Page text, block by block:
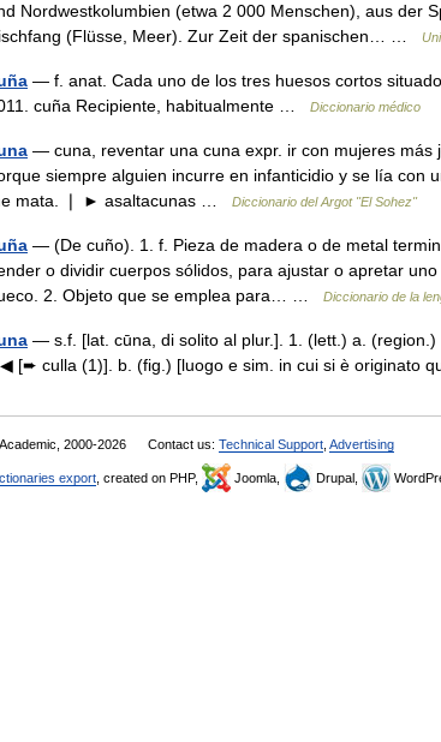
Nordwestkolumbien (etwa 2 000 Menschen), aus der
(Flüsse, Meer). Zur Zeit der spanischen… …
— f. anat. Cada uno de los tres huesos cortos
cuña Recipiente, habitualmente …
Diccionario médico
— cuna, reventar una cuna expr. ir con mujeres
siempre alguien incurre en infanticidio y se lía con
mata. ❘ ► asaltacunas …
Diccionario del Argot "El Sohez"
— (De cuño). 1. f. Pieza de madera o de metal
o dividir cuerpos sólidos, para ajustar o apretar
2. Objeto que se emplea para… …
Diccionario de la
— s.f. [lat. cūna, di solito al plur.]. 1. (lett.) a.
[➨ culla (1)]. b. (fig.) [luogo e sim. in cui si è originato
2000-2026 Contact us: Technical Support Advertising
export , created on PHP, Joomla, Drupal,